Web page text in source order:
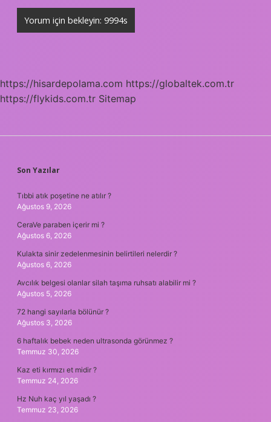
https://hisardepolama.com https://globaltek.com.tr
https://flykids.com.tr Sitemap
SIDEBAR
Son Yazılar
Tıbbi atık poşetine ne atılır ?
Ağustos 9, 2026
CeraVe paraben içerir mi ?
Ağustos 6, 2026
Kulakta sinir zedelenmesinin belirtileri nelerdir ?
Ağustos 6, 2026
Avcılık belgesi olanlar silah taşıma ruhsatı alabilir mi ?
Ağustos 5, 2026
72 hangi sayılarla bölünür ?
Ağustos 3, 2026
6 haftalık bebek neden ultrasonda görünmez ?
Temmuz 30, 2026
Kaz eti kırmızı et midir ?
Temmuz 24, 2026
Hz Nuh kaç yıl yaşadı ?
Temmuz 23, 2026